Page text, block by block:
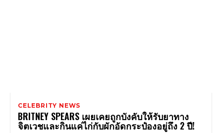
CELEBRITY NEWS
BRITNEY SPEARS เผยเคยถูกบังคับให้รับยาทาง
จิตเวชและกินแค่ไก่กับผักอัดกระป๋องอยู่ถึง 2 ปี!